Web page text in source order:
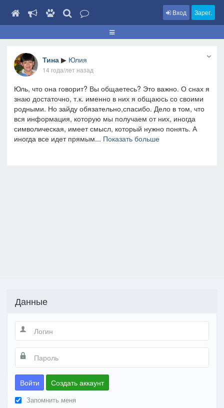
Вход Зарег.
Тина ▶ Юлия
14 года/лет назад
Юль, что она говорит? Вы общаетесь? Это важно. О снах я
знаю достаточно, т.к. именно в них я общаюсь со своими
родными. Но зайду обязательно,спасибо. Дело в том, что
вся информация, которую мы получаем от них, иногда
символическая, имеет смысл, который нужно понять. А
иногда все идет прямым... Показать больше
Данные
Войти Создать аккаунт
Запомнить меня